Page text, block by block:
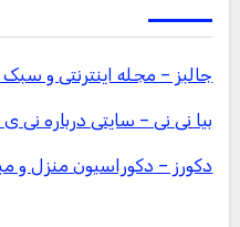
جالبز – مجله اینترنتی و
بیا نی نی – سایتی درباره نی
دکورز – دکوراسیون منزل و